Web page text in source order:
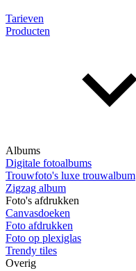
Tarieven
Producten
Albums
Digitale fotoalbums
Trouwfoto's luxe trouwalbum
Zigzag album
Foto's afdrukken
Canvasdoeken
Foto afdrukken
Foto op plexiglas
Trendy tiles
Overig